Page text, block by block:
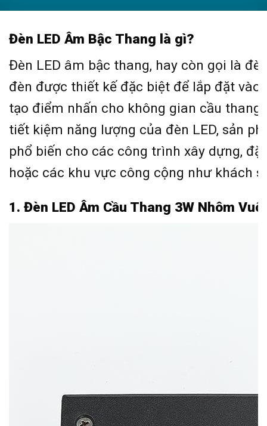
Đèn LED Âm Bậc Thang là gì?
Đèn LED âm bậc thang, hay còn gọi là
đèn được thiết kế đặc biệt để lắp đặt vào
tạo điểm nhấn cho không gian cầu
tiết kiệm năng lượng của đèn LED, sản
phổ biến cho các công trình xây dựng,
hoặc các khu vực công cộng như khách
1. Đèn LED Âm Cầu Thang 3W Nhôm